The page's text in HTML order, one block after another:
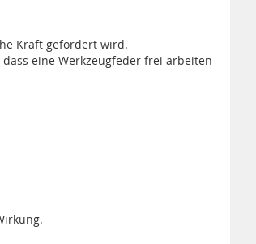
Kraft gefordert wird.
eine Werkzeugfeder frei arbeiten